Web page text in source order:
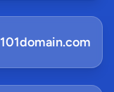
101domain.com